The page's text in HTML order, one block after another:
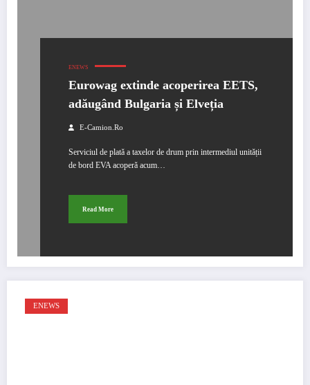
ENEWS
Eurowag extinde acoperirea EETS,
adăugând Bulgaria și Elveția
E-Camion.ro
Serviciul de plată a taxelor de drum prin intermediul unității
de bord EVA acoperă acum…
Read More
ENEWS